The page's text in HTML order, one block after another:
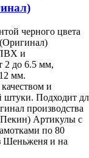
черного цвета
ПВХ и
2 до 6.5 мм,
мм.
и
штуки. Подходит
производства
Артикулы с
по 80
Шеньженя и на